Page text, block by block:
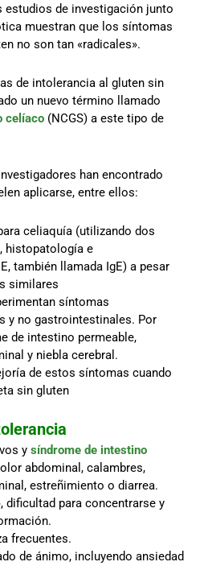
estudios de investigación junto
muestran que los síntomas
no son tan «radicales».
de intolerancia al gluten sin
un nuevo término llamado
celíaco (NCGS) a este tipo de
han encontrado
aplicarse, entre ellos:
celiaquía (utilizando dos
histopatología e
también llamada IgE) a pesar
similares
síntomas
y no gastrointestinales. Por
de intestino permeable,
y niebla cerebral.
de estos síntomas cuando
sin gluten
y síndrome de intestino
abdominal, calambres,
estreñimiento o diarrea.
dificultad para concentrarse y
frecuentes.
de ánimo, incluyendo ansiedad